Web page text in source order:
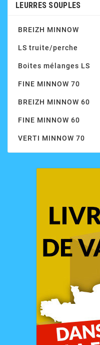
LEURRES SOUPLES
BREIZH MINNOW
LS truite/perche
Boites mélanges LS
FINE MINNOW 70
BREIZH MINNOW 60
FINE MINNOW 60
VERTI MINNOW 70